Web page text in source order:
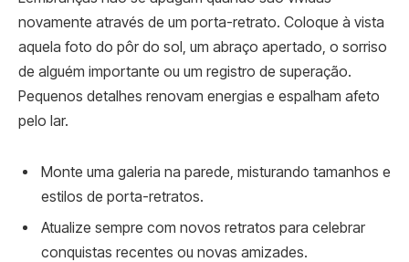
novamente através de um porta-retrato. Coloque à vista
aquela foto do pôr do sol, um abraço apertado, o sorriso
de alguém importante ou um registro de superação.
Pequenos detalhes renovam energias e espalham afeto
pelo lar.
Monte uma galeria na parede, misturando tamanhos e
estilos de porta-retratos.
Atualize sempre com novos retratos para celebrar
conquistas recentes ou novas amizades.